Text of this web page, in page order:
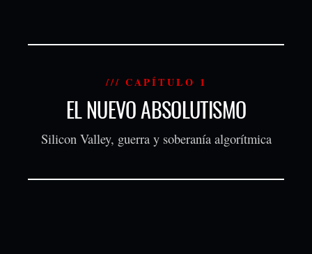
/// CAPÍTULO 1
EL NUEVO ABSOLUTISMO
Silicon Valley, guerra y soberanía algorítmica